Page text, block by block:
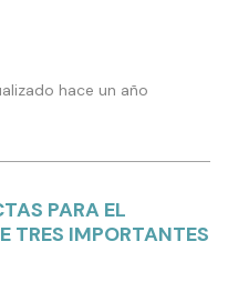
hace un año
PARA EL
TRES IMPORTANTES